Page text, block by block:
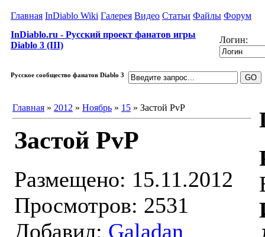
Главная InDiablo Wiki Галерея Видео Статьи Файлы Форум
InDiablo.ru - Русский проект фанатов игры
Diablo 3 (III)
Логин:
Русское сообщество фанатов Diablo 3
Главная » 2012 » Ноябрь » 15 » Застой PvP
Застой PvP
Размещено: 15.11.2012
Просмотров: 2531
Добавил: Galadan